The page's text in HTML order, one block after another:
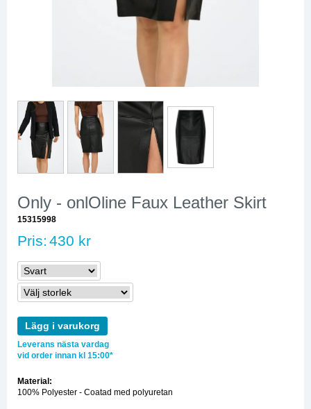
Only - onlOline Faux Leather Skirt
15315998
Pris: 430 kr
Lägg i varukorg
Leverans nästa vardag
vid order innan kl 15:00*
Material:
100% Polyester - Coatad med polyuretan